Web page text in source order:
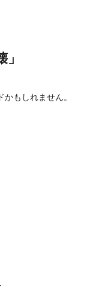
もしれません。